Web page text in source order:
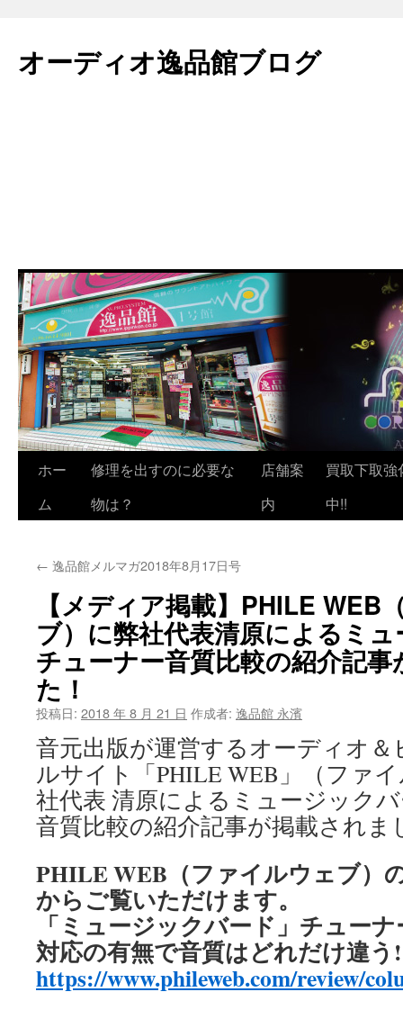
テ
ン
オーディオ逸品館ブログ
ホー
ム
修理を出すのに必要な
物は？
店舗案
内
買取下取強
中!!
← 逸品館メルマガ2018年8月17日号
【メディア掲載】PHILE WEB
ブ）に弊社代表清原によるミ
チューナー音質比較の紹介記
た！
投稿日: 2018 年 8 月 21 日 作成者: 逸品館 永濱
音元出版が運営するオーディオ
ルサイト「PHILE WEB」（ファ
社代表 清原によるミュージック
音質比較の紹介記事が掲載されま
PHILE WEB（ファイルウェブ）
からご覧いただけます。
「ミュージックバード」チュー
対応の有無で音質はどれだけ違う
https://www.phileweb.com/review/